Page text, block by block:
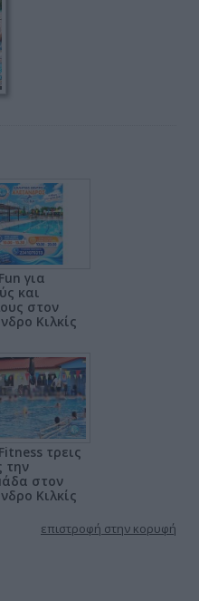
για
και
στον
Κιλκίς
τρεις
την
στον
Κιλκίς
επιστροφή στην κορυφή